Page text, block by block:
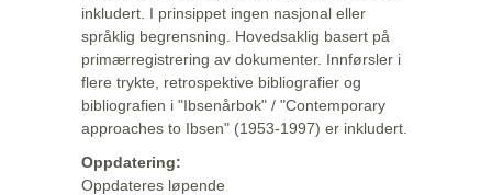
inkludert. I prinsippet ingen nasjonal eller
språklig begrensning. Hovedsaklig basert på
primærregistrering av dokumenter. Innførsler i
flere trykte, retrospektive bibliografier og
bibliografien i "Ibsenårbok" / "Contemporary
approaches to Ibsen" (1953-1997) er inkludert.
Oppdatering:
Oppdateres løpende